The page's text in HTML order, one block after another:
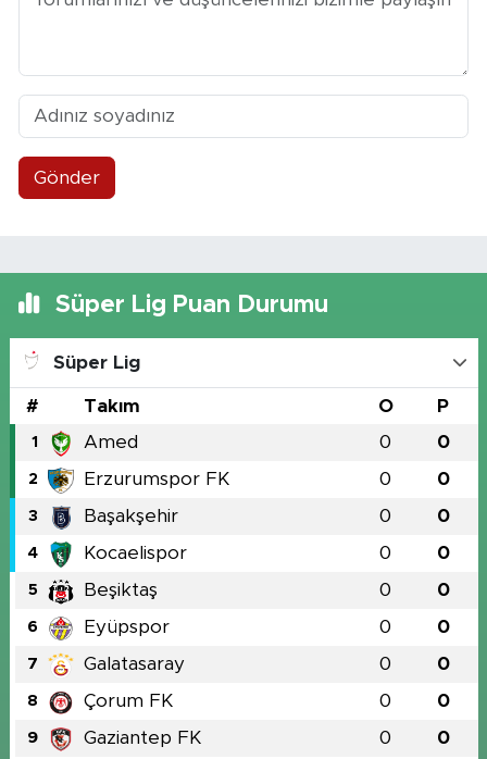
Gönder
Süper Lig Puan Durumu
Süper Lig
# Takım O P
1 Amed 0 0
2 Erzurumspor FK 0 0
3 Başakşehir 0 0
4 Kocaelispor 0 0
5 Beşiktaş 0 0
6 Eyüpspor 0 0
7 Galatasaray 0 0
8 Çorum FK 0 0
9 Gaziantep FK 0 0